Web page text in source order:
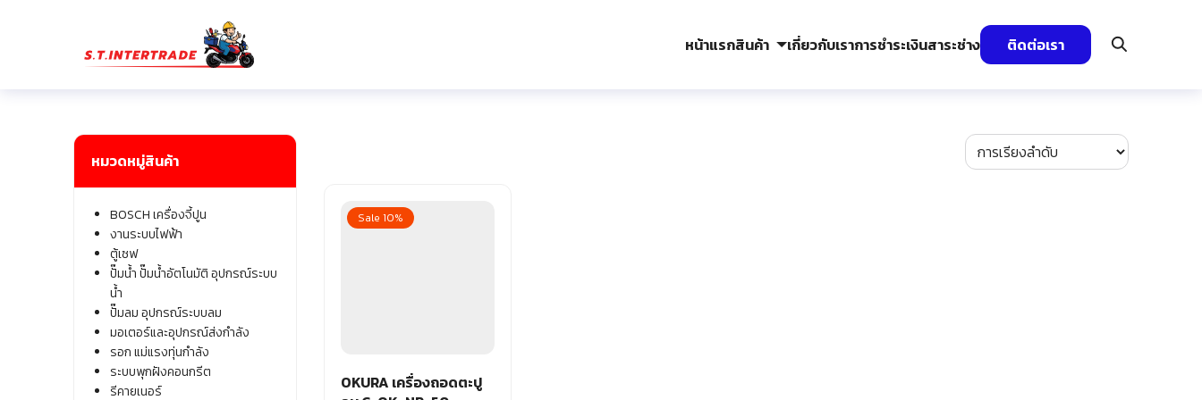
หน้าแรกสินค้า เกี่ยวกับเราการชำระเงินสาระช่าง ติดต่อเรา
หมวดหมู่สินค้า
BOSCH เครื่องจี้ปูน
งานระบบไฟฟ้า
ตู้เซฟ
ปั๊มน้ำ ปั๊มน้ำอัตโนมัติ อุปกรณ์ระบบ
น้ำ
ปั๊มลม อุปกรณ์ระบบลม
มอเตอร์และอุปกรณ์ส่งกำลัง
รอก แม่แรงทุ่นกำลัง
ระบบพุกฝังคอนกรีต
รีคายเนอร์
Sale 10%
OKURA เครื่องถอดตะปู